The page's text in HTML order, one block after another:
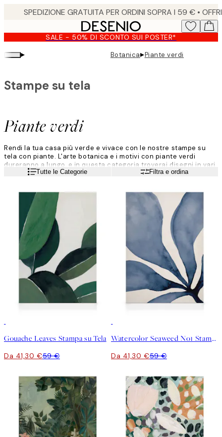
content.
SALE - 50% DI SCONTO SUI POSTER*
▸ Botanica▸Piante verdi
Piante verdi
Stampe su tela
Rendi la tua casa più verde e vivace con le nostre stampe su
tela con piante. L'arte botanica e i motivi con piante verdi
dureranno a lungo, e in questa categoria troverai disegni in vari
colori e stili - devi solo trovare quelli che ti piacciono!
Leggi di piùTutte le Categorie Filtra e ordina
Gouache Leaves Stampa su Tela
Da 41,30 €59 €
Watercolor Seaweed No1 Stampa su Tela
Da 41,30 €59 €